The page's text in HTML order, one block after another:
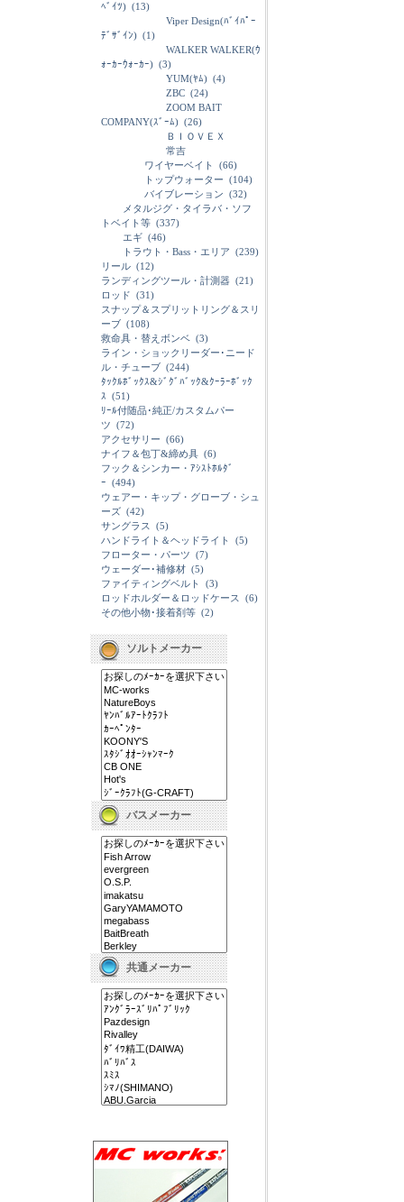
ﾍﾞｲﾂ) (13)
Viper Design(ﾊﾞｲﾊﾟｰ
ﾃﾞｻﾞｲﾝ) (1)
WALKER WALKER(ｳ
ｫｰｶｰｳｫｰｶｰ) (3)
YUM(ﾔﾑ) (4)
ZBC (24)
ZOOM BAIT
COMPANY(ｽﾞｰﾑ) (26)
ＢＩＯＶＥＸ
常吉
ワイヤーベイト
(66)
トップウォーター (104)
バイブレーション (32)
メタルジグ・タイラバ・ソフ
トベイト等 (337)
エギ (46)
トラウト・Bass・エリア (239)
リール (12)
ランディングツール・計測器 (21)
ロッド (31)
スナップ＆スプリットリング＆スリ
ーブ (108)
救命具・替えボンベ (3)
ライン・ショックリーダー･ニード
ル・チューブ (244)
ﾀｯｸﾙﾎﾞｯｸｽ&ｼﾞｸﾞﾊﾞｯｸ&ｸｰﾗｰﾎﾞｯｸ
ｽ (51)
ﾘｰﾙ付随品･純正/カスタムパー
ツ (72)
アクセサリー (66)
ナイフ＆包丁&締め具 (6)
フック＆シンカー・ｱｼｽﾄﾎﾙﾀﾞ
ｰ (494)
ウェアー・キップ・グローブ・シュ
ーズ (42)
サングラス
(5)
ハンドライト＆ヘッドライト
(5)
フローター・パーツ (7)
ウェーダー･補修材 (5)
ファイティングベルト
(3)
ロッドホルダー＆ロッドケース
(6)
その他小物･接着剤等 (2)
ソルトメーカー
バスメーカー
共通メーカー